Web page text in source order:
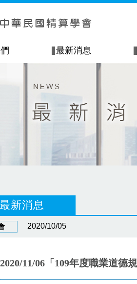
最新消息
最新消息
2020/10/05
2020/11/06「109年度職業道德